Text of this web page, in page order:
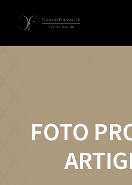
FOTO